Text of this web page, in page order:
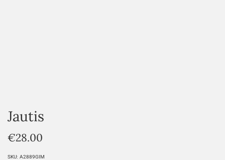
Jautis
€28.00
SKU: A2889GIM